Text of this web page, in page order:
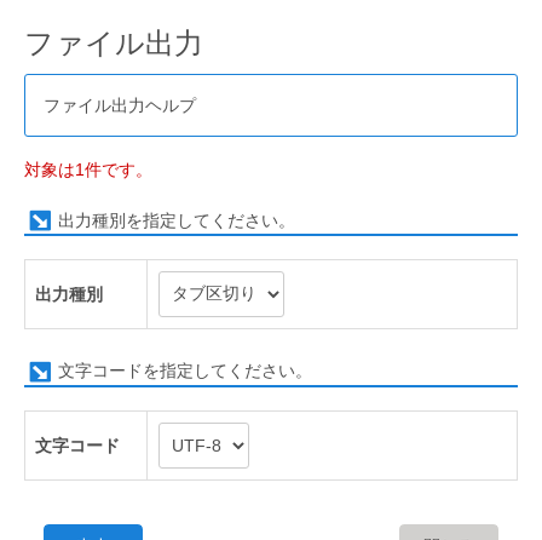
ファイル出力
ファイル出力ヘルプ
対象は1件です。
出力種別を指定してください。
出力種別
文字コードを指定してください。
文字コード